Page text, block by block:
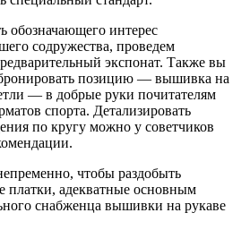
обозначающего интерес
содружества, проведем
экспонат. Также вы
позицию — вышивка на
— в добрые руки почитателям
спорта. Детализировать
по кругу можно у советчиков
чтобы раздобыть
адекватные основным
снабженца вышивки на рукаве